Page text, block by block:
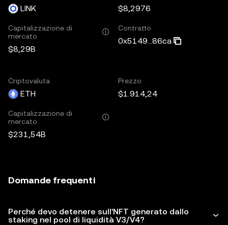
LINK $8,2976
Capitalizzazione di
mercato
$8,29B
Contratto
0x5149...86ca
Criptovaluta
ETH
Prezzo
$1.914,24
Capitalizzazione di
mercato
$231,54B
Domande frequenti
Perché devo detenere sull'NFT generato dallo
staking nel pool di liquidità V3/V4?